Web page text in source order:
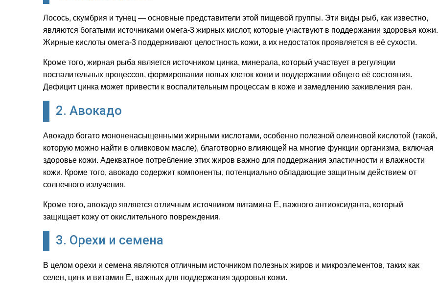
Лосось, скумбрия и тунец — основные представители этой пищевой группы. Эти виды рыб, как известно,
являются богатыми источниками омега-3 жирных кислот, которые участвуют в поддержании здоровья кожи.
Жирные кислоты омега-3 поддерживают целостность кожи, а их недостаток проявляется в её сухости.
Кроме того, жирная рыба является источником цинка, минерала, который участвует в регуляции
воспалительных процессов, формировании новых клеток кожи и поддержании общего её состояния.
Дефицит цинка может привести к воспалительным процессам в коже и замедлению заживления ран.
2. Авокадо
Авокадо богато мононенасыщенными жирными кислотами, особенно полезной олеиновой кислотой (такой,
которую можно найти в оливковом масле), благотворно влияющей на многие функции организма, включая
здоровье кожи. Адекватное потребление этих жиров важно для поддержания эластичности и влажности
кожи. Кроме того, авокадо содержит компоненты, потенциально обладающие защитным действием от
солнечного излучения.
Кроме того, авокадо является отличным источником витамина Е, важного антиоксиданта, который
защищает кожу от окислительного повреждения.
3. Орехи и семена
В целом орехи и семена являются отличным источником полезных жиров и микроэлементов, таких как
селен, цинк и витамин Е, важных для поддержания здоровья кожи.